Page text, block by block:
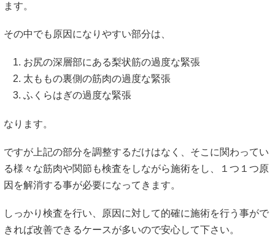
ます。
その中でも原因になりやすい部分は、
お尻の深層部にある梨状筋の過度な緊張
太ももの裏側の筋肉の過度な緊張
ふくらはぎの過度な緊張
なります。
ですが上記の部分を調整するだけはなく、そこに関わってい
る様々な筋肉や関節も検査をしながら施術をし、１つ１つ原
因を解消する事が必要になってきます。
しっかり検査を行い、原因に対して的確に施術を行う事がで
きれば改善できるケースが多いので安心して下さい。